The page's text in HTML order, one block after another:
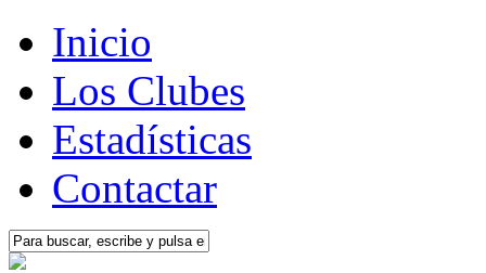
Inicio
Los Clubes
Estadísticas
Contactar